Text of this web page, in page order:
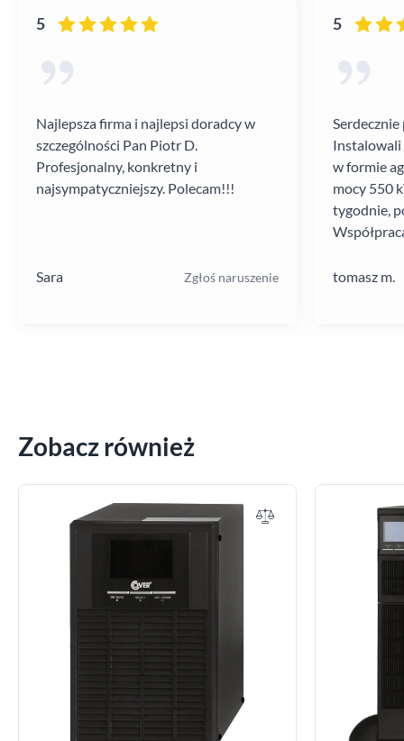
5
Najlepsza firma i najlepsi doradcy w
szczególności Pan Piotr D.
Profesjonalny, konkretny i
najsympatyczniejszy. Polecam!!!
Sara Zgłoś naruszenie
5
Instalowali
w formie
mocy 550
tygodnie,
tomasz m.
Zobacz również